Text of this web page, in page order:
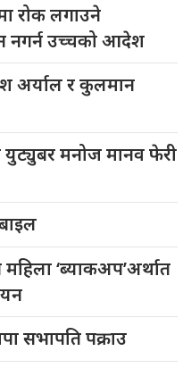
रोक लगाउने
नगर्न उच्चको आदेश
अर्याल र कुलमान
मनोज मानव फेरी
‘ब्याकअप’अर्थात
सभापति पक्राउ